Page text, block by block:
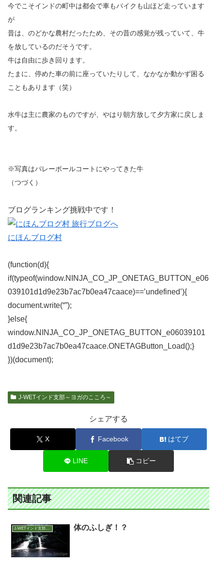
今でこそインドの町中は都会で車もバイクも山ほど走っています
が
昔は、のどかな農村だったため、その昔の感覚が残っていて、牛
を放しているのだそうです。
牛は自由に歩き回ります。
たまに、停めた車の前に座っていたりして、なかなか動かず困る
こともあります（笑）
水牛は主に農家のものですが、やはり朝方放して夕方家に戻しま
す。
※写真はバレーボールコートにやってきた牛
（つづく）
ブログランキング挑戦中です！
にほんブログ村
(function(d){
if(typeof(window.NINJA_CO_JP_ONETAG_BUTTON_e06
039101d1d9e23b7ac7b0ea47caace)==’undefined’){
document.write(“”);
}else{
window.NINJA_CO_JP_ONETAG_BUTTON_e06039101
d1d9e23b7ac7b0ea47caace.ONETAGButton_Load();}
})(document);
J-WETインド支部～ヨガのこころ～
シェアする
X Facebook はてブ
LINE コピー
関連記事
J-WETインド支部～ヨガのこころ～ 体のふしぎ！？